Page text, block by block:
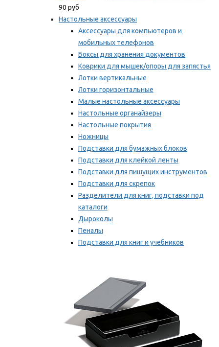
90 руб
Настольные аксессуары
Аксессуары для компьютеров и
мобильных телефонов
Боксы для хранения документов
Коврики для мышек/опоры для запястья
Лотки вертикальные
Лотки горизонтальные
Малые настольные аксессуары
Настольные органайзеры
Настольные покрытия
Ножницы
Подставки для бумажных блоков
Подставки для клейкой ленты
Подставки для пишущих инструментов
Подставки для скрепок
Разделители для книг, подставки под
каталоги
Дыроколы
Пеналы
Подставки для книг и учебников